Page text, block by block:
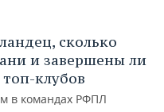
сколько
и завершены ли
клубов
в командах РФПЛ